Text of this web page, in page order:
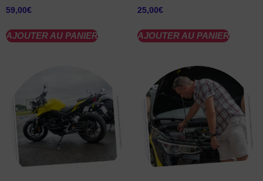
59,00€
AJOUTER AU PANIER
25,00€
AJOUTER AU PANIER